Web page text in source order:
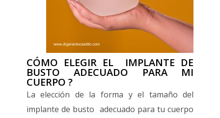
CÓMO ELEGIR EL IMPLANTE DE
BUSTO ADECUADO PARA MI
CUERPO ?
La elección de la forma y el tamaño del
implante de busto adecuado para tu cuerpo